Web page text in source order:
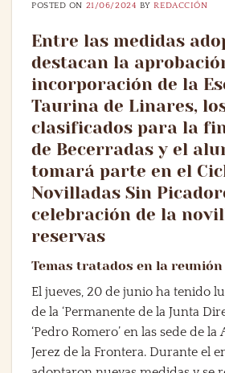
POSTED ON 21/06/2024 BYREDACCIÓN
Entre las medidas
destacan la
incorporación de la
Taurina de Linares,
clasificados para la
de Becerradas y el
tomará parte en el
Novilladas Sin
celebración de la
reservas
Temas tratados en la reunión
El jueves, 20 de junio ha tenido
de la ‘Permanente de la Junta
‘Pedro Romero’ en las sede de la
Jerez de la Frontera. Durante el